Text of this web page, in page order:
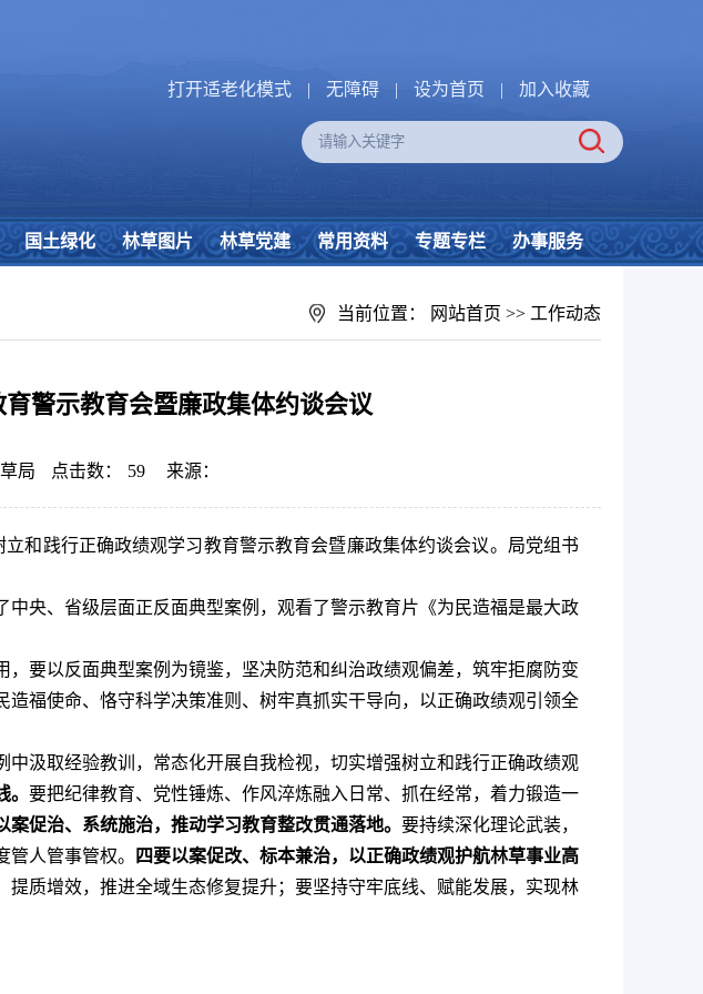
打开适老化模式 | 无障碍 | 设为首页 | 加入收藏
国土绿化 林草图片 林草党建 常用资料 专题专栏 办事服务
当前位置： 网站首页 >> 工作动态
警示教育会暨廉政集体约谈会议
局 点击数： 59 来源：
和践行正确政绩观学习教育警示教育会暨廉政集体约谈会议。局党组书
央、省级层面正反面典型案例，观看了警示教育片《为民造福是最大政
要以反面典型案例为镜鉴，坚决防范和纠治政绩观偏差，筑牢拒腐防变
福使命、恪守科学决策准则、树牢真抓实干导向，以正确政绩观引领全
中汲取经验教训，常态化开展自我检视，切实增强树立和践行正确政绩观
要把纪律教育、党性锤炼、作风淬炼融入日常、抓在经常，着力锻造一
案促治、系统施治，推动学习教育整改贯通落地。 要持续深化理论武装，
人管事管权。
四要以案促改、标本兼治，以正确政绩观护航林草事业高
质增效，推进全域生态修复提升；要坚持守牢底线、赋能发展，实现林